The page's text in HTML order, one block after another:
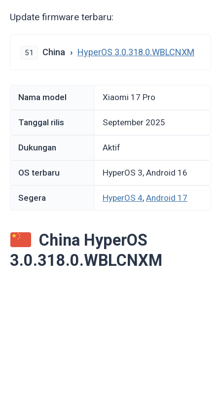
Update firmware terbaru:
51 China HyperOS 3.0.318.0.WBLCNXM
Nama model Xiaomi 17 Pro
Tanggal rilis September 2025
Dukungan Aktif
OS terbaru HyperOS 3, Android 16
Segera HyperOS 4, Android 17
China HyperOS
3.0.318.0.WBLCNXM